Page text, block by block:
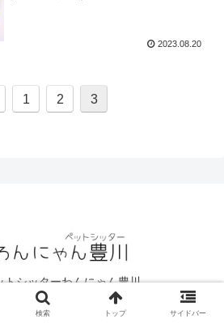
2023.08.20
1 2 3
シッターわんにゃん豊川.
検索 トップ サイドバー